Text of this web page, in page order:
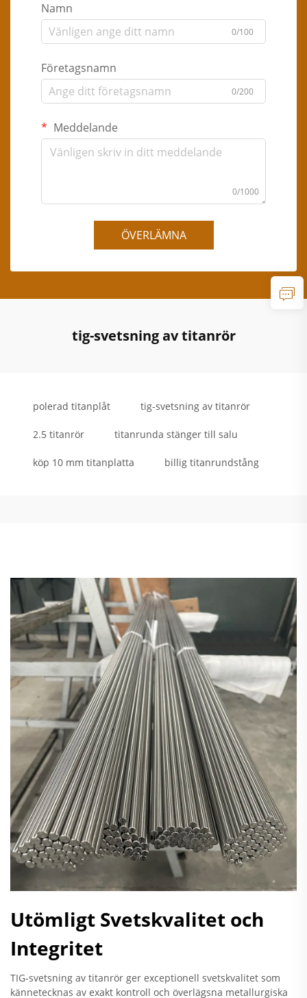
Namn
0/100
Företagsnamn
0/200
Meddelande
0/1000
ÖVERLÄMNA
tig-svetsning av titanrör
polerad titanplåt tig-svetsning av titanrör
2.5 titanrör titanrunda stänger till salu
köp 10 mm titanplatta billig titanrundstång
Utömligt Svetskvalitet och
Integritet
TIG-svetsning av titanrör ger exceptionell svetskvalitet som
kännetecknas av exakt kontroll och överlägsna metallurgiska